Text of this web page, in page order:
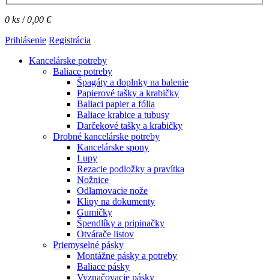
0 ks /0,00 €
Prihlásenie Registrácia
Kancelárske potreby
Baliace potreby
Špagáty a doplnky na balenie
Papierové tašky a krabičky
Baliaci papier a fólia
Baliace krabice a tubusy
Darčekové tašky a krabičky
Drobné kancelárske potreby
Kancelárske spony
Lupy
Rezacie podložky a pravítka
Nožnice
Odlamovacie nože
Klipy na dokumenty
Gumičky
Špendlíky a pripinačky
Otvárače listov
Priemyselné pásky
Montážne pásky a potreby
Baliace pásky
Vyznačovacie pásky